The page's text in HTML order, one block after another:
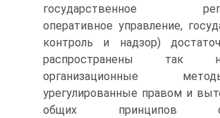
государственное
оперативное управление,
контроль и надзор)
распространены так
организационные
урегулированные правом и
общих принципов